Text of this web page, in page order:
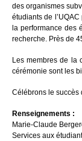
des organismes
étudiants de
la performance des
recherche. Près de
Les membres de la
cérémonie sont les
Célébrons le succès
Renseignements :
Marie-Claude
Services aux